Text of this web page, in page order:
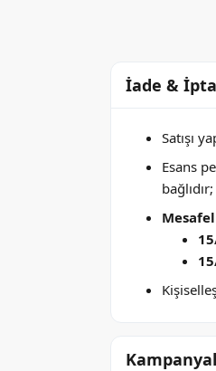
İade &
Satışı
Esans